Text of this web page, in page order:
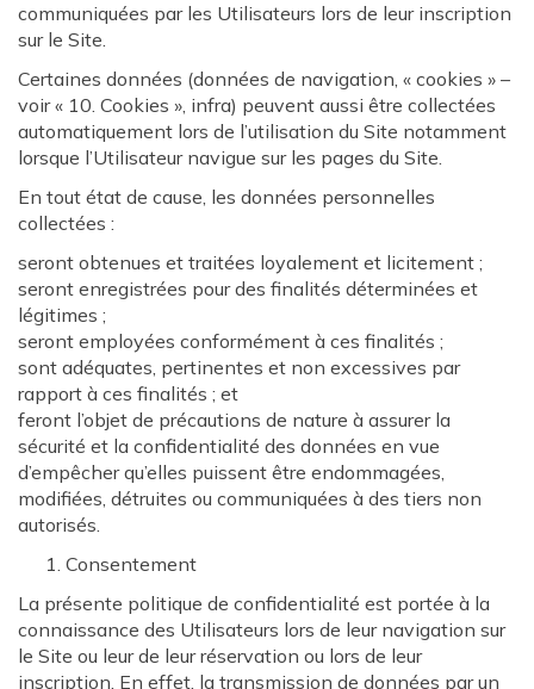
communiquées par les Utilisateurs lors de leur inscription
sur le Site.
Certaines données (données de navigation, « cookies » –
voir « 10. Cookies », infra) peuvent aussi être collectées
automatiquement lors de l’utilisation du Site notamment
lorsque l’Utilisateur navigue sur les pages du Site.
En tout état de cause, les données personnelles
collectées :
seront obtenues et traitées loyalement et licitement ;
seront enregistrées pour des finalités déterminées et
légitimes ;
seront employées conformément à ces finalités ;
sont adéquates, pertinentes et non excessives par
rapport à ces finalités ; et
feront l’objet de précautions de nature à assurer la
sécurité et la confidentialité des données en vue
d’empêcher qu’elles puissent être endommagées,
modifiées, détruites ou communiquées à des tiers non
autorisés.
Consentement
La présente politique de confidentialité est portée à la
connaissance des Utilisateurs lors de leur navigation sur
le Site ou leur de leur réservation ou lors de leur
inscription. En effet, la transmission de données par un